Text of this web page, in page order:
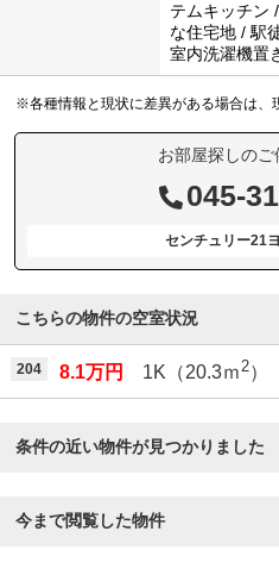
テムキッチン
な住宅地 / 駅
室内洗濯機置
※各種情報と現状に差異がある場合は、
お部屋探しのご
045-
センチュリー21
こちらの物件の空室状況
204 8.1万円 1K（20.3ｍ2）
条件の近い物件が見つかりました
今まで閲覧した物件